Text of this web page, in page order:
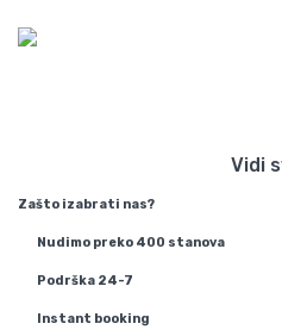
Vidi
Zašto izabrati nas?
Nudimo preko 400 stanova
Podrška 24-7
Instant booking